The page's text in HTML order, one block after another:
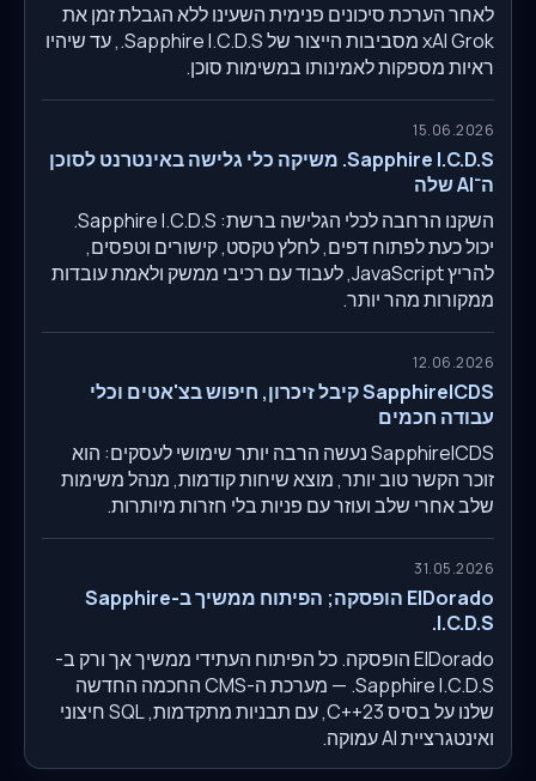
לאחר הערכת סיכונים פנימית השעינו ללא הגבלת זמן את
xAI Grok מסביבות הייצור של Sapphire I.C.D.S., עד שיהיו
ראיות מספקות לאמינותו במשימות סוכן.
15.06.2026
Sapphire I.C.D.S. משיקה כלי גלישה באינטרנט לסוכן
ה־AI שלה
השקנו הרחבה לכלי הגלישה ברשת: Sapphire I.C.D.S.
יכול כעת לפתוח דפים, לחלץ טקסט, קישורים וטפסים,
להריץ JavaScript, לעבוד עם רכיבי ממשק ולאמת עובדות
ממקורות מהר יותר.
12.06.2026
SapphireICDS קיבל זיכרון, חיפוש בצ'אטים וכלי
עבודה חכמים
SapphireICDS נעשה הרבה יותר שימושי לעסקים: הוא
זוכר הקשר טוב יותר, מוצא שיחות קודמות, מנהל משימות
שלב אחרי שלב ועוזר עם פניות בלי חזרות מיותרות.
31.05.2026
ElDorado הופסקה; הפיתוח ממשיך ב-Sapphire
I.C.D.S.
ElDorado הופסקה. כל הפיתוח העתידי ממשיך אך ורק ב-
Sapphire I.C.D.S. — מערכת ה-CMS החכמה החדשה
שלנו על בסיס C++23, עם תבניות מתקדמות, SQL חיצוני
ואינטגרציית AI עמוקה.